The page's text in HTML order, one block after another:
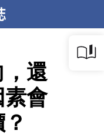
還
會